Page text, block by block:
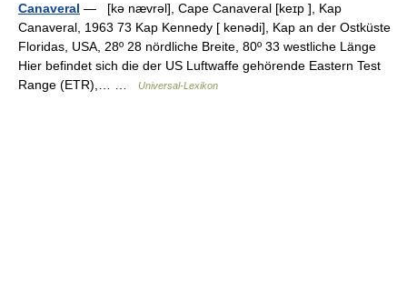
Canaveral — [kə nævrəl], Cape Canaveral [keɪp ], Kap
Canaveral, 1963 73 Kap Kennedy [ kenədi], Kap an der Ostküste
Floridas, USA, 28º 28 nördliche Breite, 80º 33 westliche Länge
Hier befindet sich die der US Luftwaffe gehörende Eastern Test
Range (ETR),… …
Universal-Lexikon